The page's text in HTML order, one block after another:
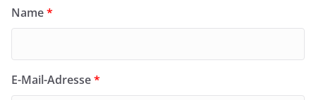
Name*
E-Mail-Adresse*